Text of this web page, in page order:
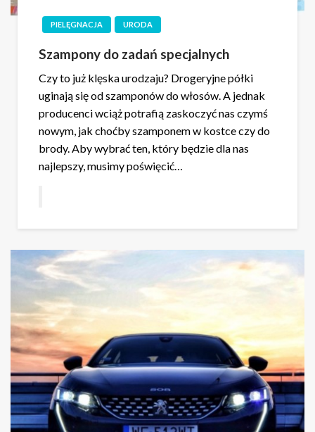
PIELĘGNACJA URODA
Szampony do zadań specjalnych
Czy to już klęska urodzaju? Drogeryjne półki
uginają się od szamponów do włosów. A jednak
producenci wciąż potrafią zaskoczyć nas czymś
nowym, jak choćby szamponem w kostce czy do
brody. Aby wybrać ten, który będzie dla nas
najlepszy, musimy poświęcić…